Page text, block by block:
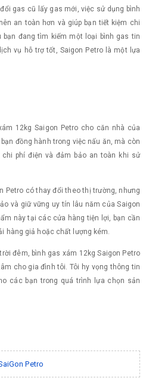
gas cũ lấy gas mới, việc sử dụng bình
an toàn hơn và giúp bạn tiết kiệm chi
bạn đang tìm kiếm một loại bình gas tin
vụ hỗ trợ tốt, Saigon Petro là một lựa
12kg Saigon Petro cho căn nhà của
đồng hành trong việc nấu ăn, mà còn
phí điện và đảm bảo an toàn khi sử
Petro có thay đổi theo thị trường, nhưng
và giữ vững uy tín lâu năm của Saigon
này tại các cửa hàng tiện lợi, bạn cần
hàng giả hoặc chất lượng kém.
đêm, bình gas xám 12kg Saigon Petro
cho gia đình tôi. Tôi hy vọng thông tin
các bạn trong quá trình lựa chọn sản
Petro